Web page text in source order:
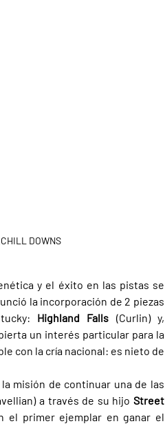
DOWNS
y el éxito en las pistas se
la incorporación de 2 piezas
Highland Falls (Curlin) y,
un interés particular para la
con la cría nacional: es nieto de
misión de continuar una de las
a través de su hijo Street